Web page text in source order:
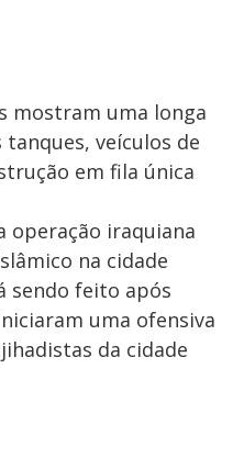
mostram uma longa
veículos de
em fila única
operação iraquiana
na cidade
sendo feito após
uma ofensiva
da cidade